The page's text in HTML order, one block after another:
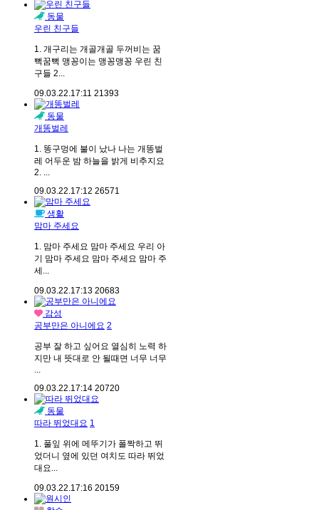
동물
우린 친구들
1. 개구리는 개골개골 두꺼비는 꿈
뻑꿈뻑 맹꽁이는 맹꽁맹꽁 우린 친
구들 2...
09.03.22.17:11 21393
동물
개똥벌레
1. 똥구멍에 불이 났나 나는 개똥벌
레 어두운 밤 하늘을 밝게 비추지요
2. ...
09.03.22.17:12 26571
생활
맘마 주세요
1. 맘마 주세요 맘마 주세요 우리 아
기 맘마 주세요 맘마 주세요 맘마 주
세...
09.03.22.17:13 20683
감성
공부만은 아니에요 2
공부 잘 하고 싶어요 열심히 노력 하
지만 내 뜻대로 안 될때면 너무 너무
...
09.03.22.17:14 20720
동물
따라 뛰었대요 1
1. 풀잎 위에 메뚜기가 폴짝하고 뛰
었더니 옆에 있던 여치도 따라 뛰었
대요...
09.03.22.17:16 20159